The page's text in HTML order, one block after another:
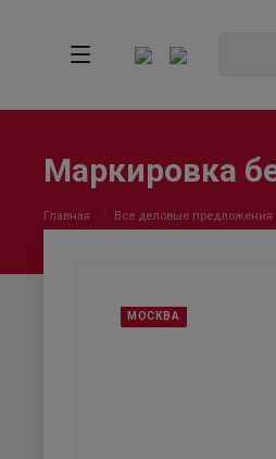
Маркировка
Главная Все деловые предложения
МОСКВА